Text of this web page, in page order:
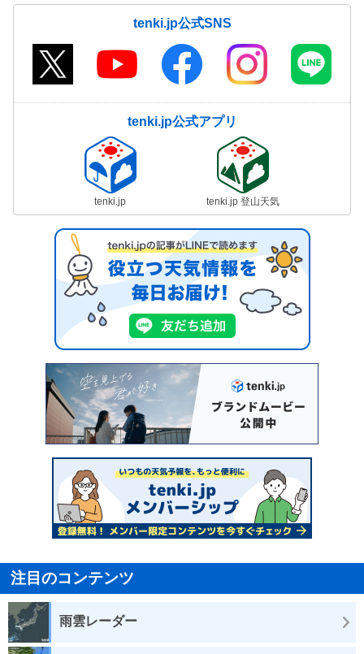
tenki.jp公式SNS
tenki.jp公式アプリ
tenki.jp tenki.jp 登山天気
注目のコンテンツ
雨雲レーダー